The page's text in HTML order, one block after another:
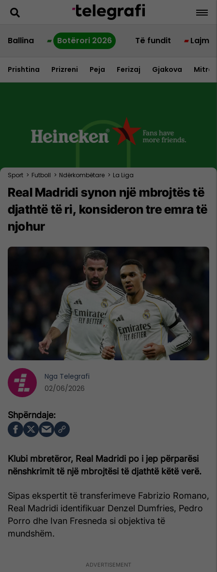
Ballina Botërori 2026 Të fundit Lajme
Prishtina Prizreni Peja Ferizaj Gjakova
Sport > Futboll > Ndërkombëtare > La Liga
Real Madridi synon një mbrojtës të
djathtë të ri, konsideron tre emra të
njohur
Klubi mbretëror, Real Madridi po i jep përparësi
nënshkrimit të një mbrojtësi të djathtë këtë verë.
Sipas ekspertit të transferimeve Fabrizio Romano,
Real Madridi identifikuar Denzel Dumfries, Pedro
Porro dhe Ivan Fresneda si objektiva të
mundshëm.
Nga Telegrafi
02/06/2026